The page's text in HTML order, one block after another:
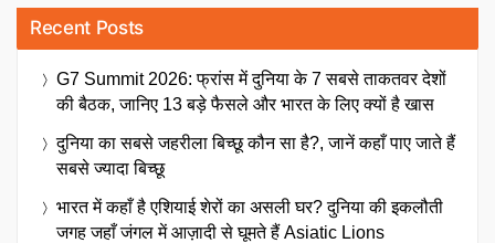
Recent Posts
G7 Summit 2026: फ्रांस में दुनिया के 7 सबसे ताकतवर देशों
की बैठक, जानिए 13 बड़े फैसले और भारत के लिए क्यों है खास
दुनिया का सबसे जहरीला बिच्छू कौन सा है?, जानें कहाँ पाए जाते हैं
सबसे ज्यादा बिच्छू
भारत में कहाँ है एशियाई शेरों का असली घर? दुनिया की इकलौती
जगह जहाँ जंगल में आज़ादी से घूमते हैं Asiatic Lions